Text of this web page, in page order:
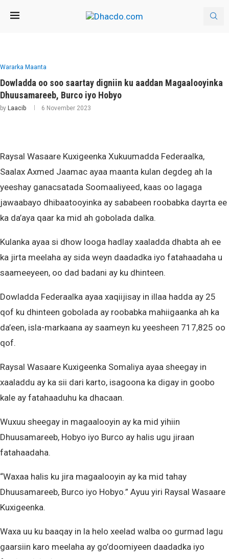
Wararka Maanta
Dowladda oo soo saartay digniin ku aaddan Magaalooyinka
Dhuusamareeb, Burco iyo Hobyo
by Laacib 6 November 2023
Raysal Wasaare Kuxigeenka Xukuumadda Federaalka,
Saalax Axmed Jaamac ayaa maanta kulan degdeg ah la
yeeshay ganacsatada Soomaaliyeed, kaas oo lagaga
jawaabayo dhibaatooyinka ay sababeen roobabka dayrta ee
ka da’aya qaar ka mid ah gobolada dalka.
Kulanka ayaa si dhow looga hadlay xaaladda dhabta ah ee
ka jirta meelaha ay sida weyn daadadka iyo fatahaadaha u
saameeyeen, oo dad badani ay ku dhinteen.
Dowladda Federaalka ayaa xaqiijisay in illaa hadda ay 25
qof ku dhinteen gobolada ay roobabka mahiigaanka ah ka
da’een, isla-markaana ay saameyn ku yeesheen 717,825 oo
qof.
Raysal Wasaare Kuxigeenka Somaliya ayaa sheegay in
xaaladdu ay ka sii dari karto, isagoona ka digay in goobo
kale ay fatahaaduhu ka dhacaan.
Wuxuu sheegay in magaalooyin ay ka mid yihiin
Dhuusamareeb, Hobyo iyo Burco ay halis ugu jiraan
fatahaadaha.
“Waxaa halis ku jira magaalooyin ay ka mid tahay
Dhuusamareeb, Burco iyo Hobyo.” Ayuu yiri Raysal Wasaare
Kuxigeenka.
Waxa uu ku baaqay in la helo xeelad walba oo gurmad lagu
gaarsiin karo meelaha ay go’doomiyeen daadadka iyo